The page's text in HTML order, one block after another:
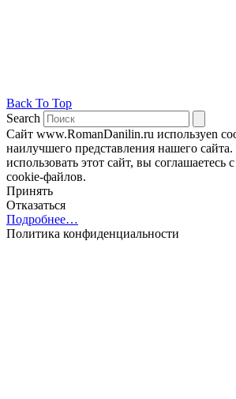
Back To Top
Search
Сайт www.RomanDanilin.ru используеn
наилучшего представления нашего
использовать этот сайт, вы соглашаетесь
cookie-файлов.
Принять
Отказаться
Подробнее…
Политика конфиденциальности